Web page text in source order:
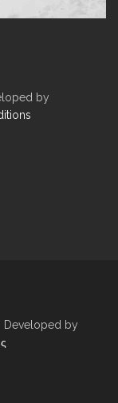
by
Developed by